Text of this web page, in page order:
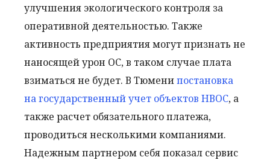
улучшения экологического контроля за
оперативной деятельностью. Также
активность предприятия могут признать не
наносящей урон ОС, в таком случае плата
взиматься не будет. В Тюменипостановка
на государственный учет объектов НВОС, а
также расчет обязательного платежа,
проводиться несколькими компаниями.
Надежным партнером себя показал сервис